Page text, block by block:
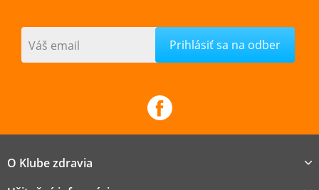
Váš email
O Klube zdravia